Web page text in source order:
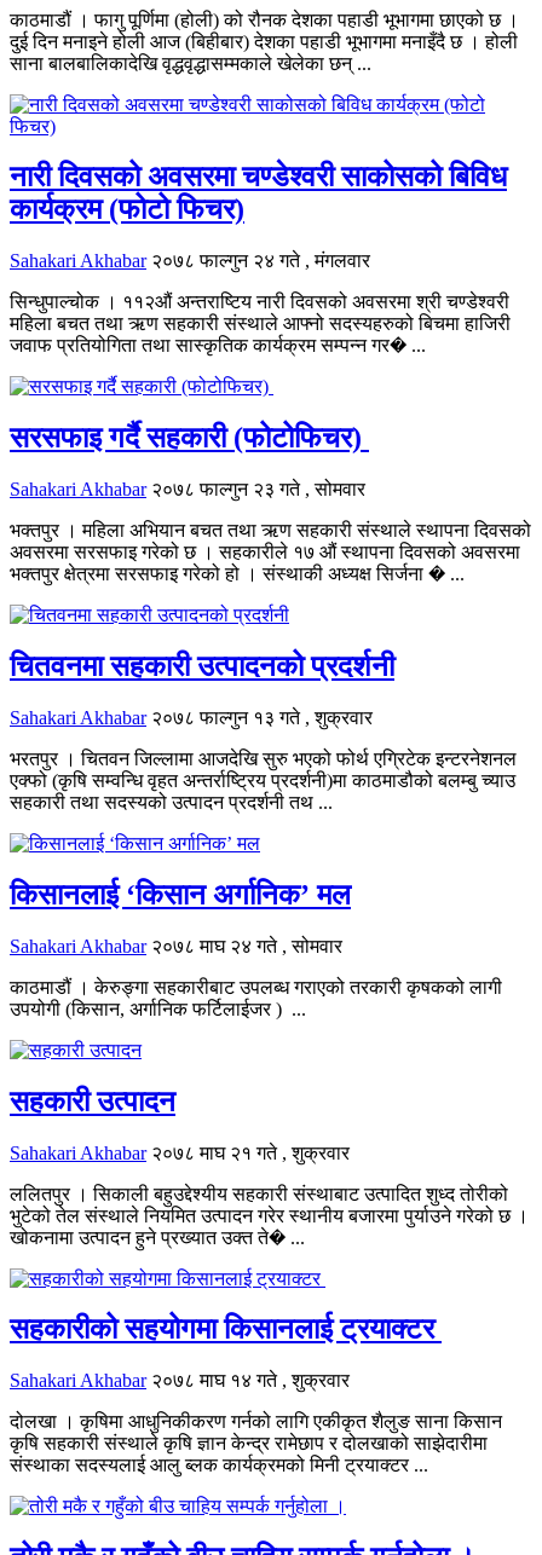
काठमाडौं । फागु पूर्णिमा (होली) को रौनक देशका पहाडी भूभागमा छाएको छ ।
दुई दिन मनाइने होली आज (बिहीबार) देशका पहाडी भूभागमा मनाइँदै छ । होली
साना बालबालिकादेखि वृद्धवृद्धासम्मकाले खेलेका छन् ...
नारी दिवसको अवसरमा चण्डेश्वरी साकोसको बिविध
कार्यक्रम (फोटो फिचर)
Sahakari Akhabar २०७८ फाल्गुन २४ गते , मंगलवार
सिन्धुपाल्चोक । ११२औं अन्तराष्टिय नारी दिवसको अवसरमा श्री चण्डेश्वरी
महिला बचत तथा ऋण सहकारी संस्थाले आफ्नो सदस्यहरुको बिचमा हाजिरी
जवाफ प्रतियोगिता तथा सास्कृतिक कार्यक्रम सम्पन्न गर� ...
सरसफाइ गर्दै सहकारी (फोटोफिचर)
Sahakari Akhabar २०७८ फाल्गुन २३ गते , सोमवार
भक्तपुर । महिला अभियान बचत तथा ऋण सहकारी संस्थाले स्थापना दिवसको
अवसरमा सरसफाइ गरेको छ । सहकारीले १७ औं स्थापना दिवसको अवसरमा
भक्तपुर क्षेत्रमा सरसफाइ गरेको हो । संस्थाकी अध्यक्ष सिर्जना � ...
चितवनमा सहकारी उत्पादनको प्रदर्शनी
Sahakari Akhabar २०७८ फाल्गुन १३ गते , शुक्रवार
भरतपुर । चितवन जिल्लामा आजदेखि सुरु भएको फोर्थ एग्रिटेक इन्टरनेशनल
एक्फो (कृषि सम्वन्धि वृहत अन्तर्राष्ट्रिय प्रदर्शनी)मा काठमाडौको बलम्बु च्याउ
सहकारी तथा सदस्यको उत्पादन प्रदर्शनी तथ ...
किसानलाई ‘किसान अर्गानिक’ मल
Sahakari Akhabar २०७८ माघ २४ गते , सोमवार
काठमाडौं । केरुङ्गा सहकारीबाट उपलब्ध गराएको तरकारी कृषकको लागी
उपयोगी (किसान, अर्गानिक फर्टिलाईजर ) ...
सहकारी उत्पादन
Sahakari Akhabar २०७८ माघ २१ गते , शुक्रवार
ललितपुर । सिकाली बहुउद्देश्यीय सहकारी संस्थाबाट उत्पादित शुध्द तोरीको
भुटेको तेल संस्थाले नियमित उत्पादन गरेर स्थानीय बजारमा पुर्याउने गरेको छ ।
खोकनामा उत्पादन हुने प्रख्यात उक्त ते� ...
सहकारीको सहयोगमा किसानलाई ट्रयाक्टर
Sahakari Akhabar २०७८ माघ १४ गते , शुक्रवार
दोलखा । कृषिमा आधुनिकीकरण गर्नको लागि एकीकृत शैलुङ साना किसान
कृषि सहकारी संस्थाले कृषि ज्ञान केन्द्र रामेछाप र दोलखाको साझेदारीमा
संस्थाका सदस्यलाई आलु ब्लक कार्यक्रमको मिनी ट्रयाक्टर ...